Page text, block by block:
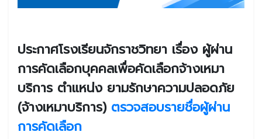
ประกาศโรงเรียนจักราชวิทยา เรื่อง ผู้ผ่าน
การคัดเลือกบุคคลเพื่อคัดเลือกจ้างเหมา
บริการ ตำแหน่ง ยามรักษาความปลอดภัย
(จ้างเหมาบริการ) ตรวจสอบรายชื่อผู้ผ่าน
การคัดเลือก